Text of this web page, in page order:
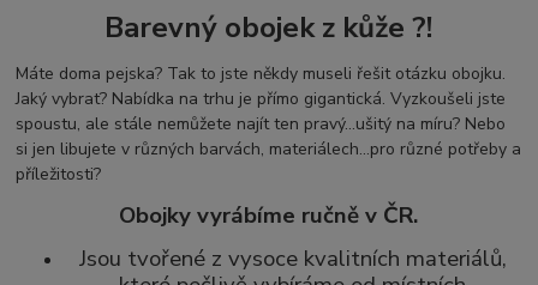
Barevný obojek z kůže ?!
Máte doma pejska? Tak to jste někdy museli řešit otázku obojku.
Jaký vybrat? Nabídka na trhu je přímo gigantická. Vyzkoušeli jste
spoustu, ale stále nemůžete najít ten pravý...ušitý na míru? Nebo
si jen libujete v různých barvách, materiálech...pro různé potřeby a
příležitosti?
Obojky vyrábíme ručně v ČR.
Jsou tvořené z vysoce kvalitních materiálů,